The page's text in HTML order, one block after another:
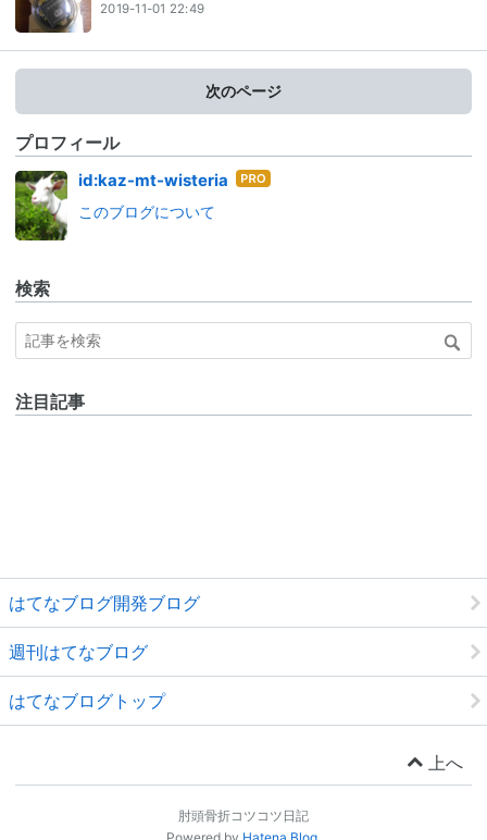
2019-11-01 22:49
次のページ
プロフィール
id:kaz-mt-wisteria はて
このブログについて
検索
注目記事
はてなブログ開発ブログ
週刊はてなブログ
はてなブログトップ
上へ
肘頭骨折コツコツ日記